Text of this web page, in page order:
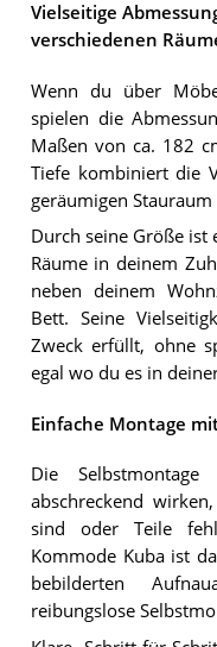
Vielseitige
verschiedenen
Wenn du über
spielen die
Maßen von ca. 182
Tiefe kombiniert die
geräumigen
Durch seine Größe ist
Räume in deinem
neben deinem
Bett. Seine
Zweck erfüllt, ohne
egal wo du es in
Einfache Montage
Die
abschreckend
sind oder Teile
Kommode Kuba ist
bebilderten
reibungslose